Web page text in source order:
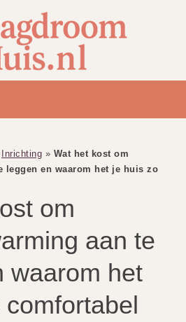
Inrichting » Wat het kost om
leggen en waarom het je huis zo
om
aan te
waarom het